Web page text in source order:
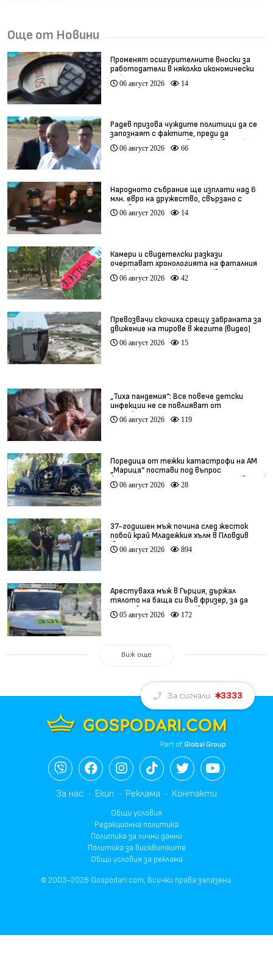
Още от Новини
Променят осигурителните вноски за
работодатели в няколко икономически
дейности
06 август 2026 14
Радев призова чуждите политици да се
запознаят с фактите, преди да
коментират случая в Банско (видео)
06 август 2026 66
Народното събрание ще изплати над 6
млн. евро на дружество, свързано с
Баневи
06 август 2026 14
Камери и свидетелски разкази
очертават хронологията на фаталния
побой край Младежкия хълм (видео)
06 август 2026 42
Превозвачи скочиха срещу забраната за
движение на тирове в жегите (видео)
06 август 2026 15
„Тиха пандемия“: Все повече детски
инфекции не се повлияват от
антибиотици
06 август 2026 119
Поредица от тежки катастрофи на АМ
„Марица“ постави под въпрос
безопасността по магистралата (видео)
06 август 2026 28
37-годишен мъж почина след жесток
побой край Младежкия хълм в Пловдив
(видео)
06 август 2026 894
Арестуваха мъж в Гърция, държал
тялото на баща си във фризер, за да
получава пенсията му (видео)
05 август 2026 172
Виж още
За сигнали: 3333
Part ofGlobal Group
За нас Екип Реклама Контакти
Общи условия
Редакционна политика
Политика за лични данни
Политика за бисквитките
Общи условия за реклама
© 2003-2026 Gospodari.com, Всички права запазени.